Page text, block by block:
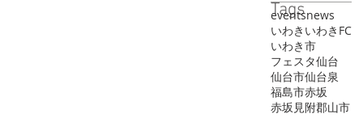
Tags
eventsnews
いわき いわきFC
いわき市
フェスタ仙台
仙台市仙台泉
福島市赤坂
赤坂見附郡山市